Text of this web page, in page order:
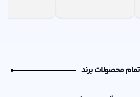
تمام محصولات برند